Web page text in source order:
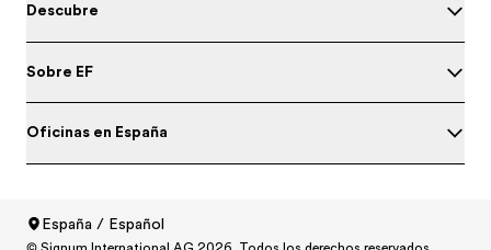
Prueba tu nivel de inglés
Descubre
Sobre EF
Oficinas en España
España / Español